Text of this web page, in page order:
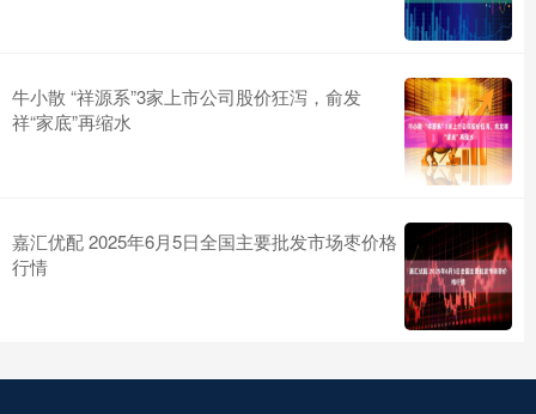
牛小散 “祥源系”3家上市公司股价狂泻，俞发
祥“家底”再缩水
嘉汇优配 2025年6月5日全国主要批发市场枣价格
行情